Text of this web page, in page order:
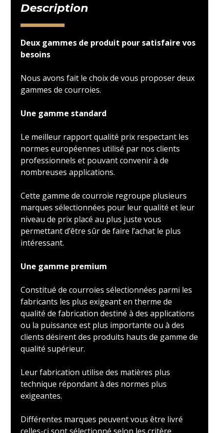
Description
Deux gammes de produit pour satisfaire vos
besoins
Nous avons fait le choix de vous proposer deux
gammes de courroies.
Une gamme standard
Le meilleur rapport qualité prix respectant les
normes européennes utilisé par nos clients
professionnels et pouvant convenir à de
nombreuses applications.
Cette gamme de courroie regroupe plusieurs
marques sélectionnées pour leur qualité et leur
niveau de prix placé au plus juste vous
permettant d’être sûr de faire l’achat le plus
intéressant.
Une gamme premium
Constitué de courroies sélectionnées parmi les
fabricants les plus exigeant en therme de
qualité de fabrication destiné à des applications
ou la puissance est plus importante ou à des
clients désirent des produits hauts de gamme de
qualité supérieur.
Leur fabrication utilise des matières plus
technique répondant à des normes plus
exigeantes.
Différentes marques peuvent vous être livré